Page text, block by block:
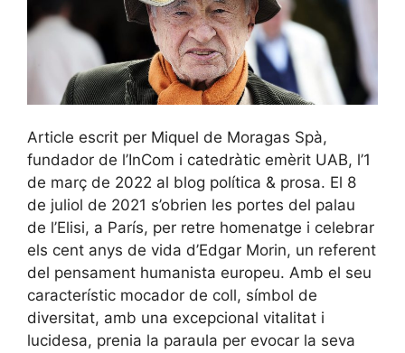
Article escrit per Miquel de Moragas Spà,
fundador de l’InCom i catedràtic emèrit UAB, l’1
de març de 2022 al blog política & prosa. El 8
de juliol de 2021 s’obrien les portes del palau
de l’Elisi, a París, per retre homenatge i celebrar
els cent anys de vida d’Edgar Morin, un referent
del pensament humanista europeu. Amb el seu
característic mocador de coll, símbol de
diversitat, amb una excepcional vitalitat i
lucidesa, prenia la paraula per evocar la seva